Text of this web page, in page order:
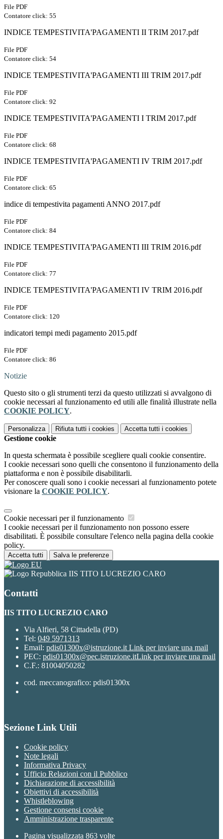
File PDF
Contatore click: 55
INDICE TEMPESTIVITA'PAGAMENTI II TRIM 2017.pdf
File PDF
Contatore click: 54
INDICE TEMPESTIVITA'PAGAMENTI III TRIM 2017.pdf
File PDF
Contatore click: 92
INDICE TEMPESTIVITA'PAGAMENTI I TRIM 2017.pdf
File PDF
Contatore click: 68
INDICE TEMPESTIVITA'PAGAMENTI IV TRIM 2017.pdf
File PDF
Contatore click: 65
indice di tempestivita pagamenti ANNO 2017.pdf
File PDF
Contatore click: 84
INDICE TEMPESTIVITA'PAGAMENTI III TRIM 2016.pdf
File PDF
Contatore click: 77
INDICE TEMPESTIVITA'PAGAMENTI IV TRIM 2016.pdf
File PDF
Contatore click: 120
indicatori tempi medi pagamento 2015.pdf
File PDF
Contatore click: 86
Notizie
Questo sito o gli strumenti terzi da questo utilizzati si avvalgono di
cookie necessari al funzionamento ed utili alle finalità illustrate nella
COOKIE POLICY.
Personalizza Rifiuta tutti i cookies Accetta tutti i cookies
Gestione cookie
In questa schermata è possibile scegliere quali cookie consentire.
I cookie necessari sono quelli che consentono il funzionamento della
piattaforma e non è possibile disabilitarli.
Per conoscere quali sono i cookie necessari al funzionamento potete
visionare la COOKIE POLICY.
Cookie necessari per il funzionamento
I cookie necessari per il funzionamento non possono essere
disabilitati. È possibile consultare l'elenco nella pagina della cookie
policy.
Accetta tutti Salva le preferenze
IIS TITO LUCREZIO CARO
Contatti
IIS TITO LUCREZIO CARO
Via Alfieri, 58 Cittadella (PD)
Tel: 049 5971313
Email: pdis01300x@istruzione.it Link per inviare una mail
PEC: pdis01300x@pec.istruzione.itLink per inviare una mail
C.F.: 81004050282
cod. meccanografico: pdis01300x
Sezione Link Utili
Cookie policy
Note legali
Informativa Privacy
Ufficio Relazioni con il Pubblico
Dichiarazione di accessibilità
Obiettivi di accessibilità
Whistleblowing
Gestione consensi cookie
Amministrazione trasparente
Pagina visualizzata 863 volte